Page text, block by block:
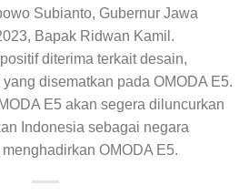
Subianto, Gubernur Jawa
Bapak Ridwan Kamil.
diterima terkait desain,
disematkan pada OMODA E5.
E5 akan segera diluncurkan
Indonesia sebagai negara
OMODA E5.